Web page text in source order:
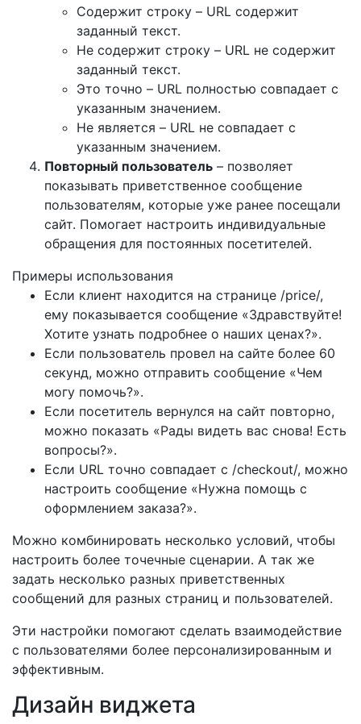
Содержит строку – URL содержит
заданный текст.
Не содержит строку – URL не содержит
заданный текст.
Это точно – URL полностью совпадает с
указанным значением.
Не является – URL не совпадает с
указанным значением.
Повторный пользователь – позволяет
показывать приветственное сообщение
пользователям, которые уже ранее посещали
сайт. Помогает настроить индивидуальные
обращения для постоянных посетителей.
Примеры использования
Если клиент находится на странице /price/,
ему показывается сообщение «Здравствуйте!
Хотите узнать подробнее о наших ценах?».
Если пользователь провел на сайте более 60
секунд, можно отправить сообщение «Чем
могу помочь?».
Если посетитель вернулся на сайт повторно,
можно показать «Рады видеть вас снова! Есть
вопросы?».
Если URL точно совпадает с /checkout/, можно
настроить сообщение «Нужна помощь с
оформлением заказа?».
Можно комбинировать несколько условий, чтобы
настроить более точечные сценарии. А так же
задать несколько разных приветственных
сообщений для разных страниц и пользователей.
Эти настройки помогают сделать взаимодействие
с пользователями более персонализированным и
эффективным.
Дизайн виджета